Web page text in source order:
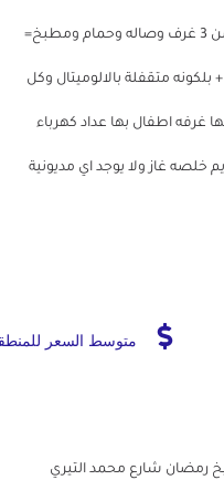
لوكس شقة عريس علي المفتاح متكونه من 3 غرف وصاله وحمام ومطبخ=
متقفلة بالالوميتال وكل
غرفه اطفال بها عداد كهرباء
خلصه غاز ولا يوجد اي مديونية
متوسط السعر
رمضان شارع محمد التيري